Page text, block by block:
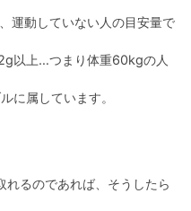
運動していない人の目安量で
以上…つまり体重60kgの人
に属しています。
れるのであれば、そうしたら